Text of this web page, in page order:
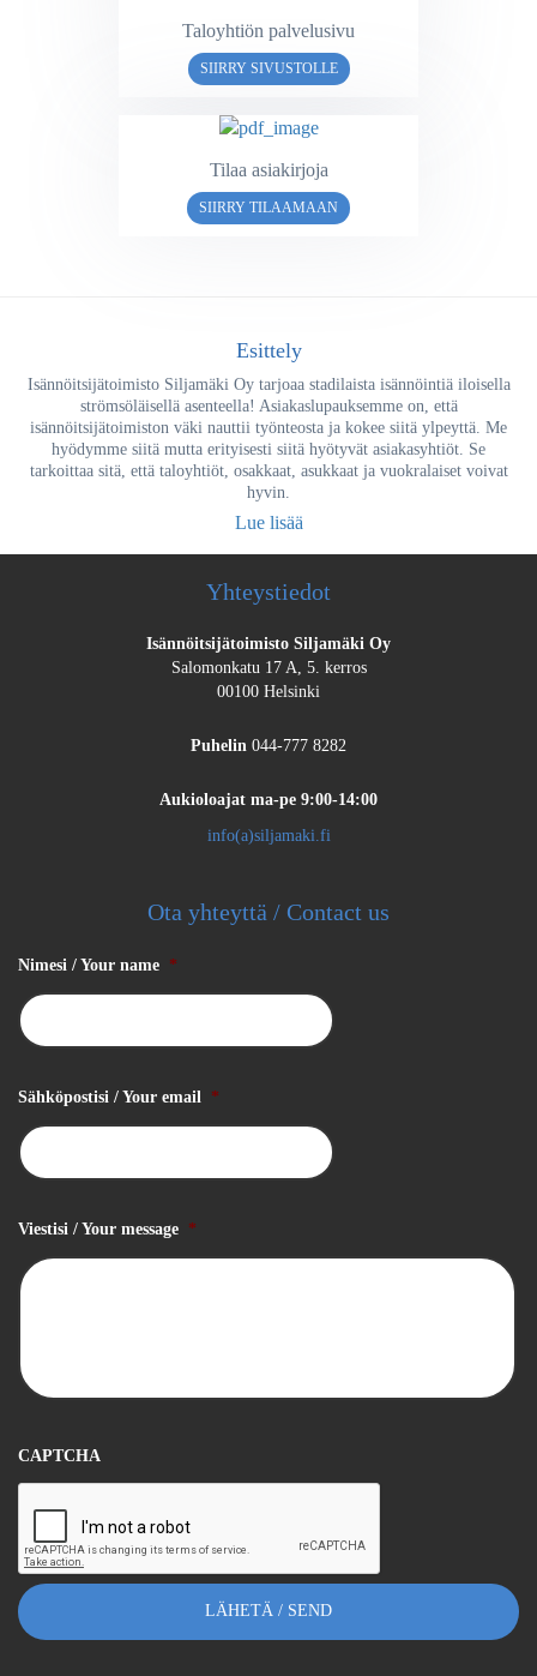
Taloyhtiön palvelusivu
SIIRRY SIVUSTOLLE
Tilaa asiakirjoja
SIIRRY TILAAMAAN
Esittely
Isännöitsijätoimisto Siljamäki Oy tarjoaa stadilaista isännöintiä iloisella
strömsöläisellä asenteella! Asiakaslupauksemme on, että
isännöitsijätoimiston väki nauttii työnteosta ja kokee siitä ylpeyttä. Me
hyödymme siitä mutta erityisesti siitä hyötyvät asiakasyhtiöt. Se
tarkoittaa sitä, että taloyhtiöt, osakkaat, asukkaat ja vuokralaiset voivat
hyvin.
Lue lisää
Yhteystiedot
Isännöitsijätoimisto Siljamäki Oy
Salomonkatu 17 A, 5. kerros
00100 Helsinki
Puhelin 044-777 8282
Aukioloajat ma-pe 9:00-14:00
info(a)siljamaki.fi
Ota yhteyttä / Contact us
Nimesi / Your name *
Sähköpostisi / Your email *
Viestisi / Your message *
CAPTCHA